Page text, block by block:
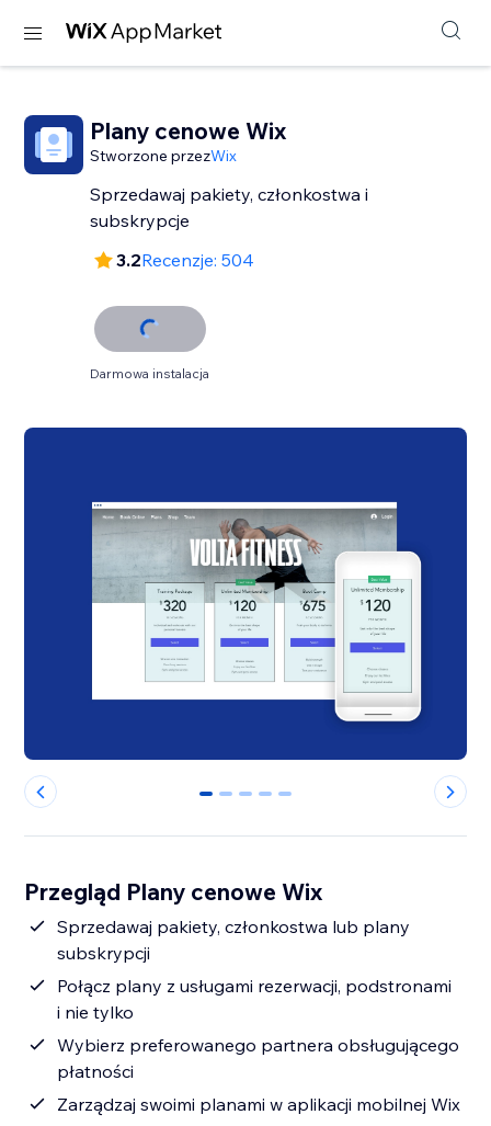
Plany cenowe Wix
Stworzone przezWix
Sprzedawaj pakiety, członkostwa i
subskrypcje
3.2Recenzje: 504
Darmowa instalacja
0 1 2 3 4
Przegląd Plany cenowe Wix
Sprzedawaj pakiety, członkostwa lub plany
subskrypcji
Połącz plany z usługami rezerwacji, podstronami
i nie tylko
Wybierz preferowanego partnera obsługującego
płatności
Zarządzaj swoimi planami w aplikacji mobilnej Wix